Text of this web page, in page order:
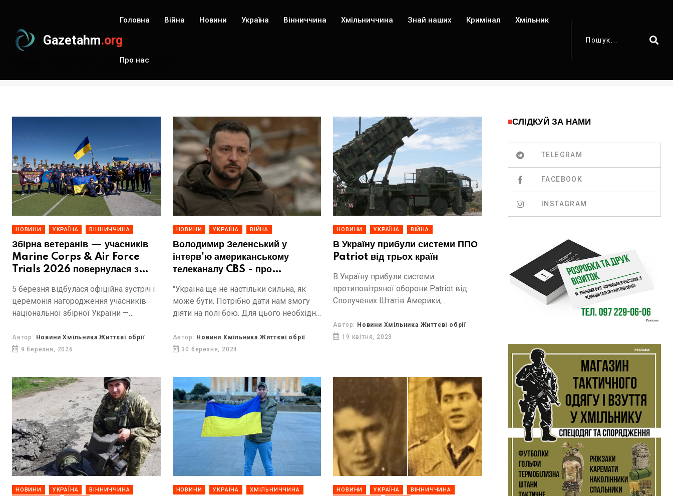
Gazetahm.org
Головна Війна Новини Україна Вінниччина Хмільниччина Знай наших Кримінал Хмільник
Про нас
Результати пошуку по запиту: #США
НОВИНИ УКРАЇНА ВІННИЧЧИНА
Збірна ветеранів — учасників
Marine Corps & Air Force
Trials 2026 повернулася з
5 березня відбулася офіційна зустріч і
церемонія нагородження учасників
національної збірної України —
представляли державу на
міжнародних спортивних змаганнях
Автор: Новини Хмільника Життєві обрії
9 березня, 2026
НОВИНИ УКРАЇНА ВІЙНА
Володимир Зеленський у
інтерв'ю американському
телеканалу CBS - про
протиповітряної оборони
України, контрнаступальні дії
Росії та важливість підтримки
"Україна ще не настільки сильна, як
може бути. Потрібно дати нам змогу
діяти на полі бою. Для цього необхідні
передати нам Сполучені Штати, і...
Автор: Новини Хмільника Життєві обрії
30 березня, 2024
НОВИНИ УКРАЇНА ВІЙНА
В Україну прибули системи ППО
Patriot від трьох країн
В Україну прибули системи
протиповітряної оборони Patriot від
Сполучених Штатів Америки,
Автор: Новини Хмільника Життєві обрії
19 квітня, 2023
НОВИНИ УКРАЇНА
ВІННИЧЧИНА
НОВИНИ УКРАЇНА ХМІЛЬНИЧЧИНА НОВИНИ УКРАЇНА
ВІННИЧЧИНА
СЛІДКУЙ ЗА НАМИ
TELEGRAM
FACEBOOK
INSTAGRAM